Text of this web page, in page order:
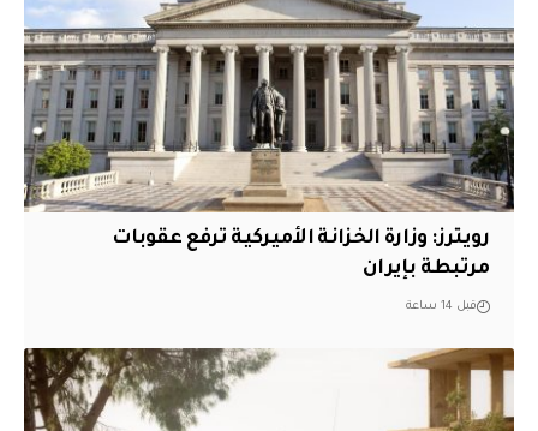
‏رويترز: وزارة الخزانة الأميركية ترفع عقوبات
مرتبطة بإيران
قبل 14 ساعة